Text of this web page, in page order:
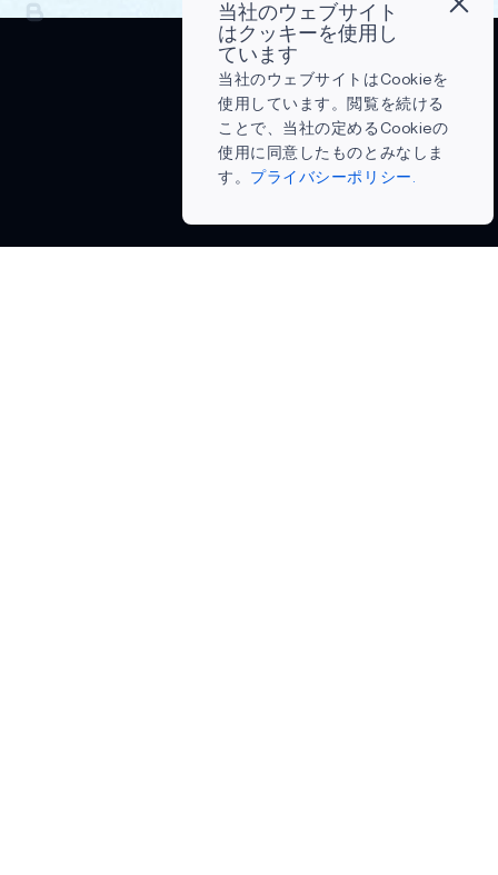
当社のウェブサイト
はクッキーを使用し
ています
当社のウェブサイトはCookieを
使用しています。閲覧を続ける
ことで、当社の定めるCookieの
使用に同意したものとみなしま
す。 プライバシーポリシー.